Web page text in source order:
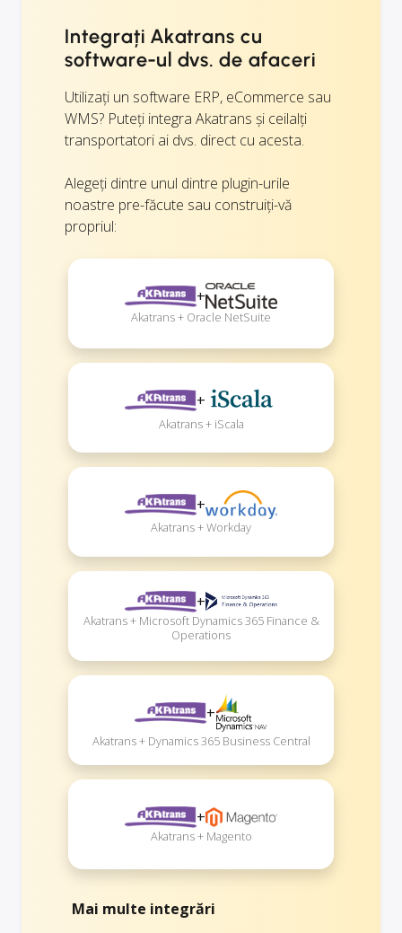
Integrați Akatrans cu
software-ul dvs. de afaceri
Utilizați un software ERP, eCommerce sau
WMS? Puteți integra Akatrans și ceilalți
transportatori ai dvs. direct cu acesta.
Alegeți dintre unul dintre plugin-urile
noastre pre-făcute sau construiți-vă
propriul:
+
Akatrans + Oracle NetSuite
+
Akatrans + iScala
+
Akatrans + Workday
+
Akatrans + Microsoft Dynamics 365 Finance &
Operations
+
Akatrans + Dynamics 365 Business Central
+
Akatrans + Magento
Mai multe integrări